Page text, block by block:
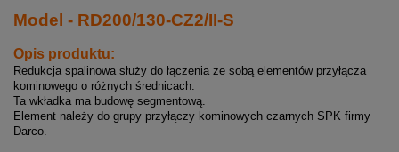
Model - RD200/130-CZ2/II-S
Opis produktu:
Redukcja spalinowa służy do łączenia ze sobą elementów przyłącza
kominowego o różnych średnicach.
Ta wkładka ma budowę segmentową.
Element należy do grupy przyłączy kominowych czarnych SPK firmy
Darco.